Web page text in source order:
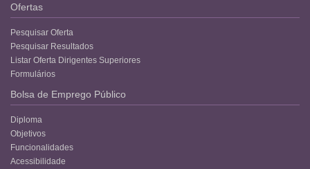
Ofertas
Pesquisar Oferta
Pesquisar Resultados
Listar Oferta Dirigentes Superiores
Formulários
Bolsa de Emprego Público
Diploma
Objetivos
Funcionalidades
Acessibilidade